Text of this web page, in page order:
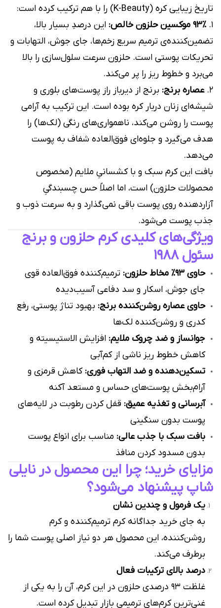
تاریخ زیبایی کره (K-Beauty) را با هم ترکیب کرده است:
۱. ۹۳٪ موکسین حلزون خالص:
این درصدِ بسیار بالا،
تضمین‌کننده‌ی ترمیم سریع زخم‌ها، جای جوش، التهابات و
تحریکات پوستی است. حلزون سرعت سلول‌سازی را بالا
می‌برد و خطوط ریز را پر می‌کند.
۲. عصاره برنج: برنج از دیرباز راز پوست‌های بلوری و
شیشه‌ای زنان دربار کره بوده است. این ترکیب به آرامی
پوست را روشن می‌کند، ناهمواری‌های رنگی (لک‌ها) را
هدف می‌گیرد و جلوه‌ای فوق‌العاده شفاف به پوست
می‌دهد.
بافت این کرم سبک و با کشسانیِ ملایم (مخصوص
محصولات حلزون) است، اما اصلاً حس چسبندگیِ
آزاردهنده روی پوست باقی نمی‌گذارد و به سرعت ذوب و
جذب پوست می‌شود.
ویژگی‌های کلیدی کرم حلزون و برنج
سئول ۱۹۸۸
حاوی ۹۳٪ مخاط حلزون:
ترمیم‌کننده فوق‌العاده قوی
جای جوش، اسکار و سد دفاعی آسیب‌دیده
حاوی عصاره روشن‌کننده برنج: بهبود تناژ پوستی، رفع
کدری و روشن‌کننده لک‌ها
جوانساز و ضد چروک ملایم: افزایش الاستیسیته و
کاهش خطوط ریز ناشی از کم‌آبی
تسکین‌دهنده و ضد التهاب فوری: کاهش قرمزی و
آرام‌بخش پوست‌های حساس و مستعد آکنه
آبرسانی و تغذیه عمیق: قفل کردن رطوبت در لایه‌های
پوست بدون سنگینی
بافت سبک با جذب عالی: مناسب برای انواع پوست
بدون مسدود کردن منافذ
مزایای خرید؛ چرا این محصول در نایلی
شاپ پیشنهاد می‌شود؟
یک فرمول و چندین نشان
به جای خرید جداگانه کرم ترمیم‌کننده و کرم
روشن‌کننده، این محصول هر دو نیاز اصلی پوست شما را
برطرف می‌کند.
درصد بالای ترکیبات فعال
غلظت ۹۳ درصدی حلزون در این کرم، آن را به یکی از
غنی‌ترین کرم‌های ترمیمی بازار تبدیل کرده است.